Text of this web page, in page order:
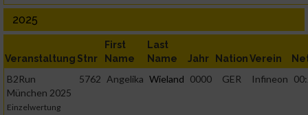
2025
Veranstaltung Stnr
First
Name
Last
Name
Jahr NationVerein
B2Run
München 2025
Einzelwertung
5762 Angelika Wieland 0000 GER Infineon